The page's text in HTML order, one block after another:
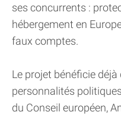
ses concurrents :
hébergement en
faux comptes.
Le projet bénéficie
personnalités
du Conseil européen,